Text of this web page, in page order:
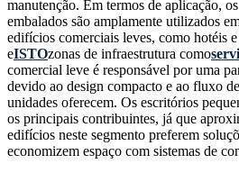
manutenção. Em termos de aplicação,
embalados são amplamente utilizados
edifícios comerciais leves, como hotéis
eISTOzonas de infraestrutura como
comercial leve é ​​responsável por uma
devido ao design compacto e ao fluxo
unidades oferecem. Os escritórios
os principais contribuintes, já que
edifícios neste segmento preferem
economizem espaço com sistemas de